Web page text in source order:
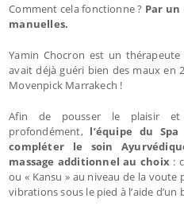
Comment cela fonctionne ? Par un
manuelles.
Yamin Chocron est un
avait déjà guéri bien des maux en
Movenpick Marrakech !
Afin de pousser le plaisir et
profondément,l’équipe du Spa
compléter le soin
massage additionnel au choix :
ou « Kansu » au niveau de la
vibrations sous le pied à l’aide d’un